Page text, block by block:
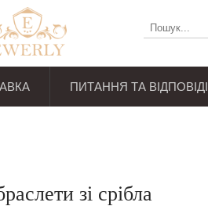
ПИТАННЯ ТА ВІДПОВІДІ
зі срібла